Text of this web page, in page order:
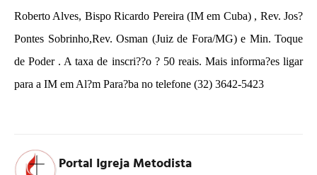
Roberto Alves, Bispo Ricardo Pereira (IM em Cuba) , Rev. Jos?
Pontes Sobrinho,Rev. Osman (Juiz de Fora/MG) e Min. Toque
de Poder . A taxa de inscri??o ? 50 reais. Mais informa?es ligar
para a IM em Al?m Para?ba no telefone (32) 3642-5423
Portal Igreja Metodista